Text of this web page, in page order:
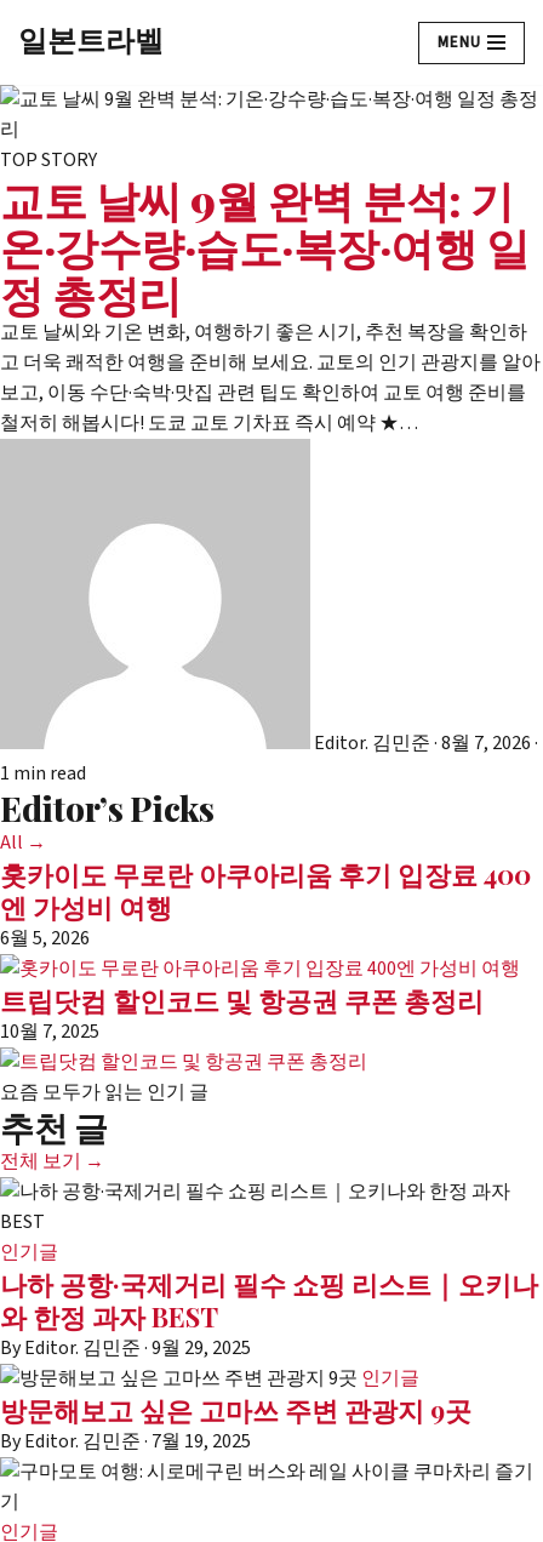
텐
로
건
너
뛰
기
일본트라벨 MENU
TOP STORY
교토 날씨 9월 완벽 분석: 기
온·강수량·습도·복장·여행 일
정 총정리
교토 날씨와 기온 변화, 여행하기 좋은 시기, 추천 복장을 확인하
고 더욱 쾌적한 여행을 준비해 보세요. 교토의 인기 관광지를 알아
보고, 이동 수단·숙박·맛집 관련 팁도 확인하여 교토 여행 준비를
철저히 해봅시다! 도쿄 교토 기차표 즉시 예약 ★…
Editor. 김민준·8월 7, 2026·
1 min read
Editor’s Picks
All →
홋카이도 무로란 아쿠아리움 후기 입장료 400
엔 가성비 여행
6월 5, 2026
트립닷컴 할인코드 및 항공권 쿠폰 총정리
10월 7, 2025
요즘 모두가 읽는 인기 글
추천 글
전체 보기 →
인기글
나하 공항·국제거리 필수 쇼핑 리스트｜오키나
와 한정 과자 BEST
ByEditor. 김민준·9월 29, 2025
인기글
방문해보고 싶은 고마쓰 주변 관광지 9곳
ByEditor. 김민준· 7월 19, 2025
인기글